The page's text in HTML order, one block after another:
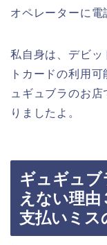
オペレーターに電
私自身は、デビッ
トカードの利用
ュギュブラのお
りましたよ。
ギュギュ
えない理
支払いミス